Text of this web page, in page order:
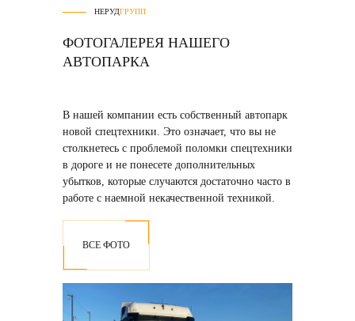
НЕРУДГРУПП
ФОТОГАЛЕРЕЯ НАШЕГО
АВТОПАРКА
В нашей компании есть собственный автопарк
новой спецтехники. Это означает, что вы не
столкнетесь с проблемой поломки спецтехники
в дороге и не понесете дополнительных
убытков, которые случаются достаточно часто в
работе с наемной некачественной техникой.
ВСЕ ФОТО